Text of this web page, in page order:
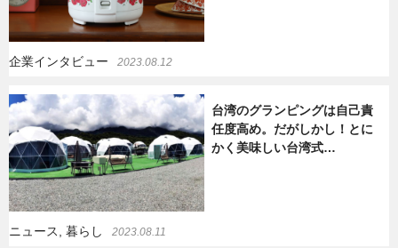
企業インタビュー 2023.08.12
台湾のグランピングは自己責
任度高め。だがしかし！とに
かく美味しい台湾式…
ニュース, 暮らし 2023.08.11